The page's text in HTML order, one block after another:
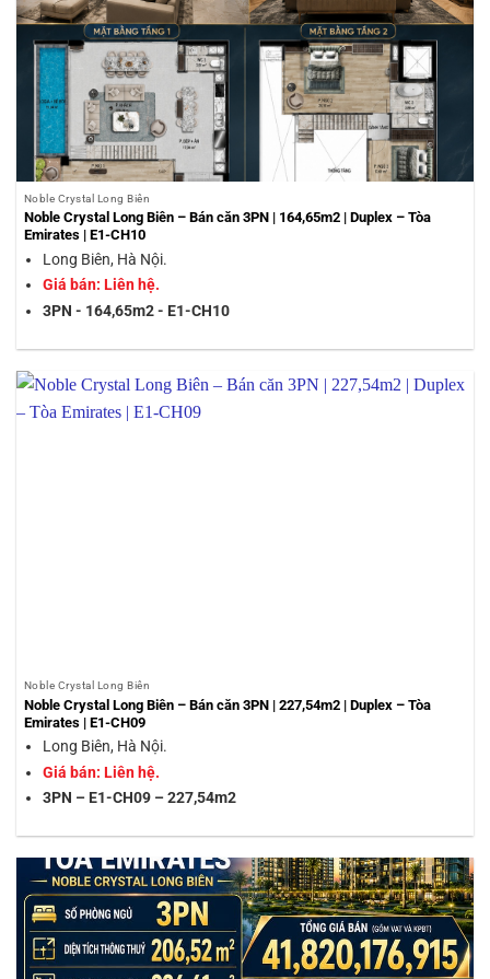
Noble Crystal Long Biên
Noble Crystal Long Biên – Bán căn 3PN | 164,65m2 | Duplex – Tòa
Emirates | E1-CH10
Long Biên, Hà Nội.
Giá bán: Liên hệ.
3PN - 164,65m2 - E1-CH10
Noble Crystal Long Biên
Noble Crystal Long Biên – Bán căn 3PN | 227,54m2 | Duplex – Tòa
Emirates | E1-CH09
Long Biên, Hà Nội.
Giá bán: Liên hệ.
3PN – E1-CH09 – 227,54m2